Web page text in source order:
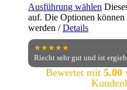
Ausführung wählen
auf. Die Optionen
werden / Details
★★★★★
Riecht sehr gut und ist
Bewertet mit 5.00